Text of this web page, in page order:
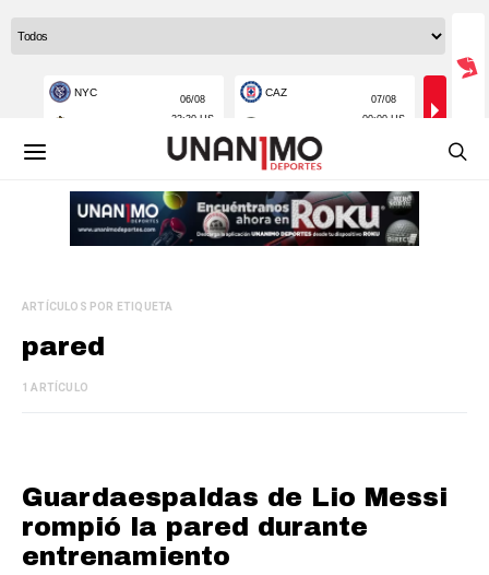
ARTÍCULOS POR ETIQUETA
pared
1 ARTÍCULO
Guardaespaldas de Lio Messi
rompió la pared durante
entrenamiento